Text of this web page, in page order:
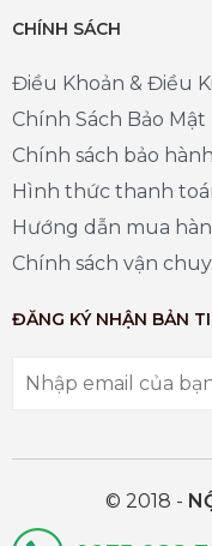
CHÍNH SÁCH
Điều Khoản & Điều
Chính Sách Bảo Mật
Chính sách bảo hành
Hình thức thanh
Hướng dẫn mua
Chính sách vận
ĐĂNG KÝ NHẬN BẢN
© 2018 -